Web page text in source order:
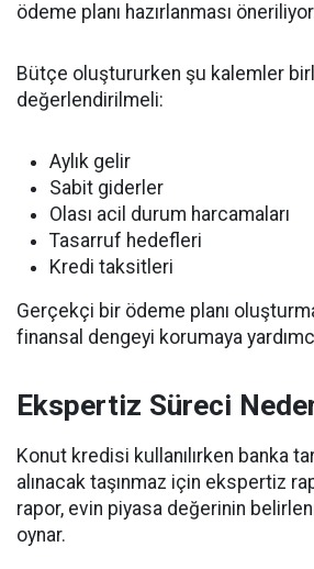
ödeme planı hazırlanması
Bütçe oluştururken şu kalemler
değerlendirilmeli:
Aylık gelir
Sabit giderler
Olası acil durum harcamaları
Tasarruf hedefleri
Kredi taksitleri
Gerçekçi bir ödeme planı
finansal dengeyi korumaya
Ekspertiz Süreci
Konut kredisi kullanılırken banka
alınacak taşınmaz için ekspertiz
rapor, evin piyasa değerinin
oynar.